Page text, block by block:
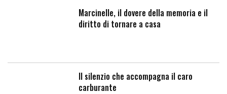
Marcinelle, il dovere della memoria e il
diritto di tornare a casa
Il silenzio che accompagna il caro
carburante